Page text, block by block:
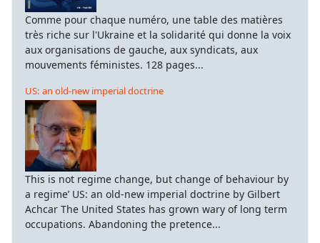
Comme pour chaque numéro, une table des matières
très riche sur l'Ukraine et la solidarité qui donne la voix
aux organisations de gauche, aux syndicats, aux
mouvements féministes. 128 pages...
US: an old-new imperial doctrine
This is not regime change, but change of behaviour by
a regime’ US: an old-new imperial doctrine by Gilbert
Achcar The United States has grown wary of long term
occupations. Abandoning the pretence...